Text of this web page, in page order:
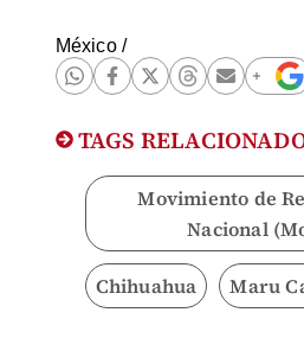
México/
TAGS
Movimiento de
Nacional
Chihuahua Maru